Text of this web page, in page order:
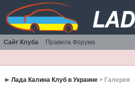
Сайт Клуба Правила Форума
Лада Калина Клуб в Украине> Галерея